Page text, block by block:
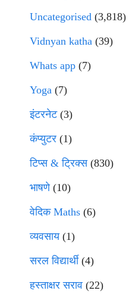
Uncategorised (3,818)
Vidnyan katha (39)
Whats app (7)
Yoga (7)
इंटरनेट(3)
कंप्युटर (1)
टिप्स & ट्रिक्स(830)
भाषणे(10)
वेदिक Maths (6)
व्यवसाय(1)
सरल विद्यार्थी(4)
हस्ताक्षर सराव (22)